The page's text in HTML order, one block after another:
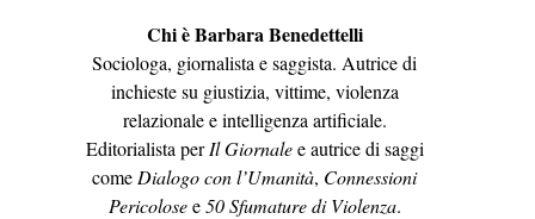
Chi è Barbara Benedettelli
Sociologa, giornalista e saggista. Autrice di
inchieste su giustizia, vittime, violenza
relazionale e intelligenza artificiale.
Editorialista perIl Giornalee autrice di saggi
come Dialogo con l’Umanità, Connessioni
Pericolosee50 Sfumature di Violenza.